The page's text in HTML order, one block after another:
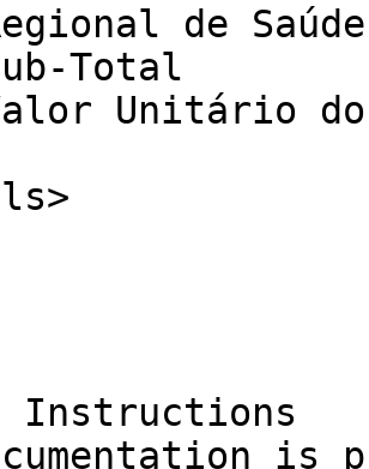
de
Total
Unitário do
Instructions
is